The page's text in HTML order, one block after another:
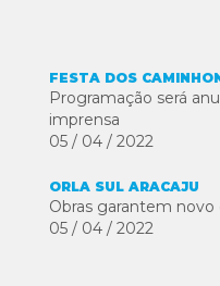
FESTA DOS
Programação será
imprensa
05 / 04 / 2022
ORLA SUL ARACAJU
Obras garantem
05 / 04 / 2022